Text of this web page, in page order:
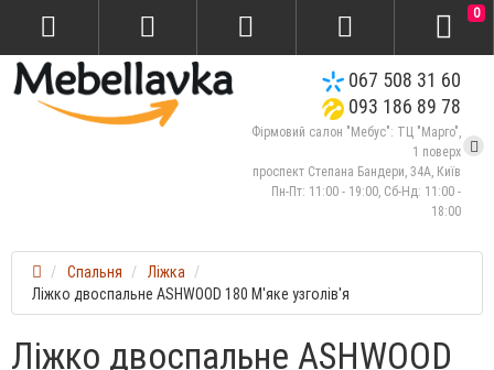
067 508 31 60
093 186 89 78
Фірмовий салон "Мебус": ТЦ "Марго",
1 поверх
проспект Степана Бандери, 34А, Київ
Пн-Пт: 11:00 - 19:00, Сб-Нд: 11:00 -
18:00
0
Спальня
Ліжка
Ліжко двоспальне ASHWOOD 180 М'яке узголів'я
Ліжко двоспальне ASHWOOD